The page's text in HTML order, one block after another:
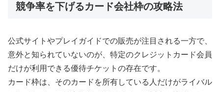
競争率を下げるカード会社枠の攻略法
公式サイトやプレイガイドでの販売が注目される一方で、
意外と知られていないのが、特定のクレジットカード会員
だけが利用できる優待チケットの存在です。
カード枠は、そのカードを所有している人だけがライバル